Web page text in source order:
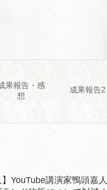
果報告・感
想
成果報告2
】YouTube講演家鴨頭嘉